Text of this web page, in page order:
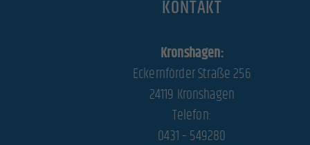
KONTAKT
Kronshagen:
Eckernförder Straße 256
24119 Kronshagen
Telefon:
0431 – 549280
Wir
und
Hier